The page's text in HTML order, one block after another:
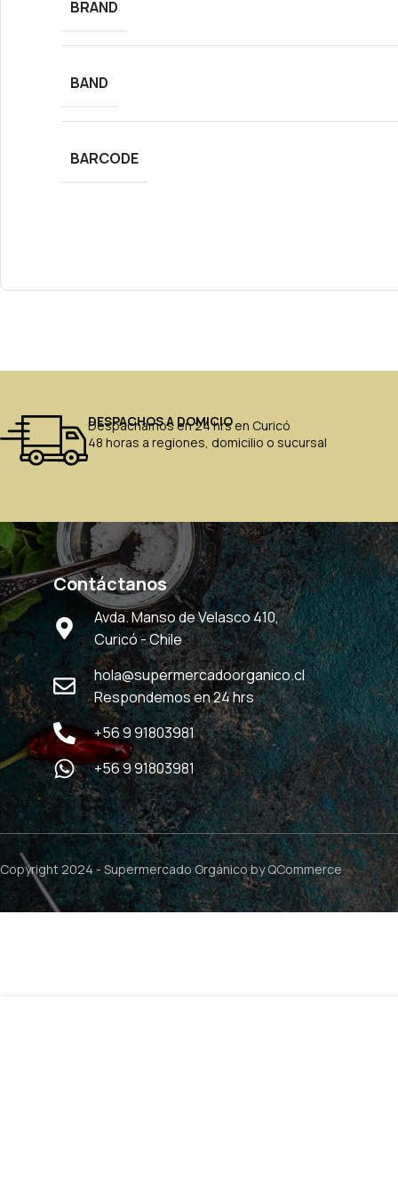
BRAND
BAND
BARCODE
DESPACHOS A DOMICIO
Despachamos en 24 hrs en Curicó
48 horas a regiones, domicilio o sucursal
Contáctanos
Avda. Manso de Velasco 410,
Curicó - Chile
hola@supermercadoorganico.cl
Respondemos en 24 hrs
+56 9 91803981
+56 9 91803981
Copyright 2024 -Supermercado Orgánicoby QCommerce